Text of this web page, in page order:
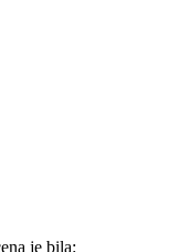
je bila: